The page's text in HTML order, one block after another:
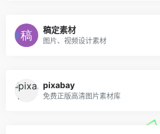
稿定素材
图片、视频设计素材
pixabay
免费正版高清图片素材库